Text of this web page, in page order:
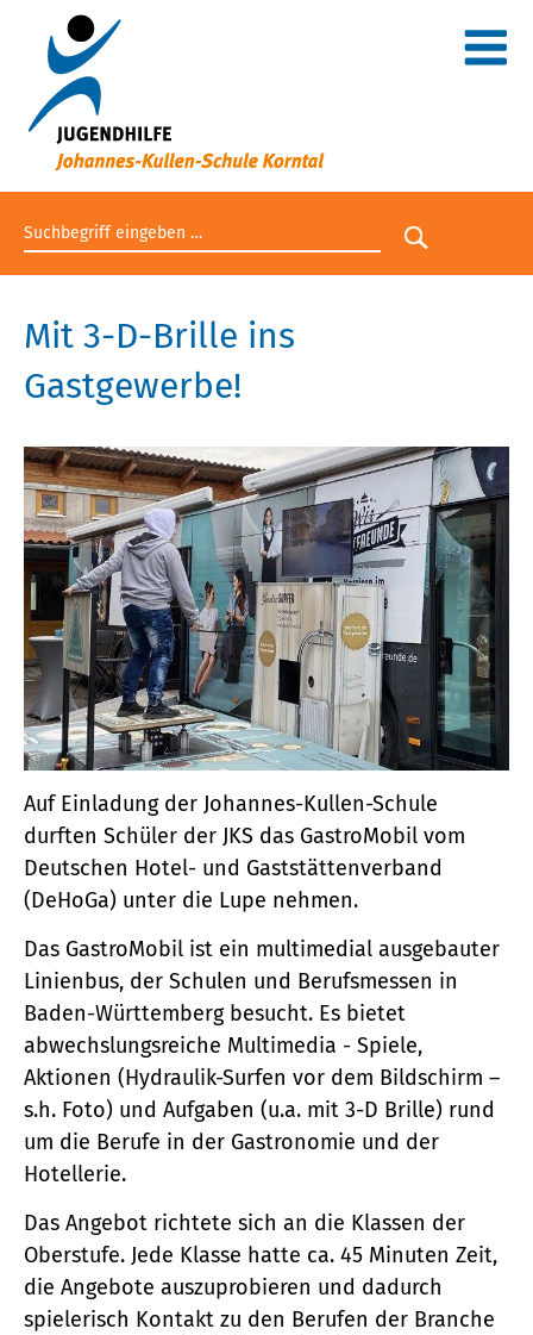
Suchbegriff eingeben
Suche
Mit 3-D-Brille ins
Gastgewerbe!
Auf Einladung der Johannes-Kullen-Schule
durften Schüler der JKS das GastroMobil vom
Deutschen Hotel- und Gaststättenverband
(DeHoGa) unter die Lupe nehmen.
Das GastroMobil ist ein multimedial ausgebauter
Linienbus, der Schulen und Berufsmessen in
Baden-Württemberg besucht. Es bietet
abwechslungsreiche Multimedia - Spiele,
Aktionen (Hydraulik-Surfen vor dem Bildschirm –
s.h. Foto) und Aufgaben (u.a. mit 3-D Brille) rund
um die Berufe in der Gastronomie und der
Hotellerie.
Das Angebot richtete sich an die Klassen der
Oberstufe. Jede Klasse hatte ca. 45 Minuten Zeit,
die Angebote auszuprobieren und dadurch
spielerisch Kontakt zu den Berufen der Branche